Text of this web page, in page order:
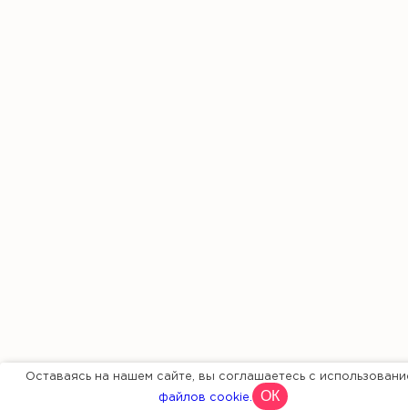
Оставаясь на нашем сайте, вы соглашаетесь с
файлов cookie. ОК